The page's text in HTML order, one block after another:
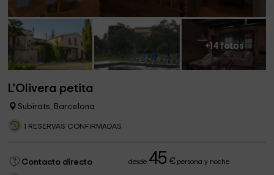
+14 fotos
L’Olivera petita
Subirats, Barcelona
1 RESERVAS CONFIRMADAS
Contacto directo desde 45 €persona y noche